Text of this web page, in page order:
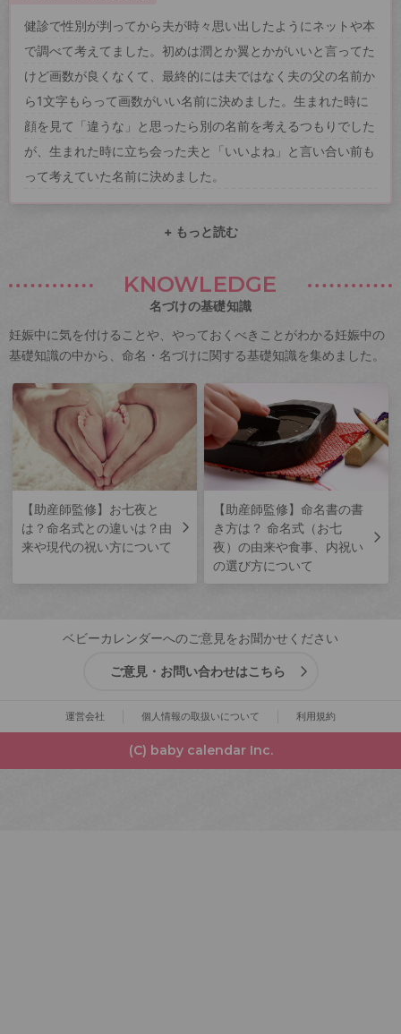
健診で性別が判ってから夫が時々思い出したようにネットや本
で調べて考えてました。初めは潤とか翼とかがいいと言ってた
けど画数が良くなくて、最終的には夫ではなく夫の父の名前か
ら1文字もらって画数がいい名前に決めました。生まれた時に
顔を見て「違うな」と思ったら別の名前を考えるつもりでした
が、生まれた時に立ち会った夫と「いいよね」と言い合い前も
って考えていた名前に決めました。
+ もっと読む
KNOWLEDGE
名づけの基礎知識
妊娠中に気を付けることや、やっておくべきことがわかる妊娠中の
基礎知識の中から、命名・名づけに関する基礎知識を集めました。
【助産師監修】お七夜と
は？命名式との違いは？由
来や現代の祝い方について
【助産師監修】命名書の書
き方は？ 命名式（お七
夜）の由来や食事、内祝い
の選び方について
ベビーカレンダーへのご意見をお聞かせください
ご意見・お問い合わせはこちら
運営会社 個人情報の取扱いについて 利用規約
(C) baby calendar Inc.